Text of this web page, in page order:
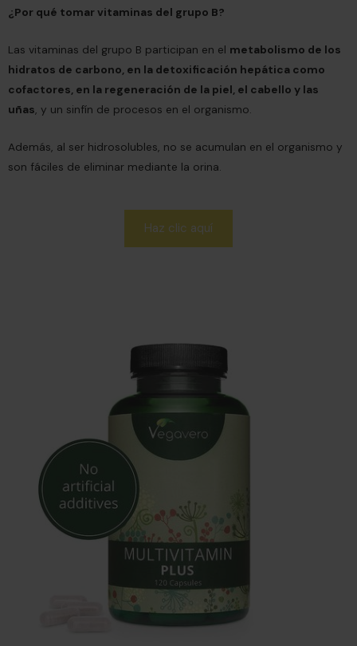
¿Por qué tomar vitaminas del grupo B?
Las vitaminas del grupo B participan en el metabolismo de los
hidratos de carbono, en la detoxificación hepática como
cofactores, en la regeneración de la piel, el cabello y las
uñas, y un sinfín de procesos en el organismo.
Además, al ser hidrosolubles, no se acumulan en el organismo y
son fáciles de eliminar mediante la orina.
Haz clic aquí